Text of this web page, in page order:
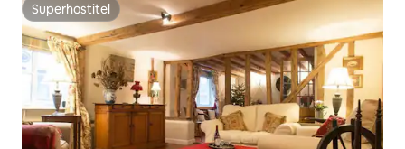
Superhostiteľ
Superhostiteľ